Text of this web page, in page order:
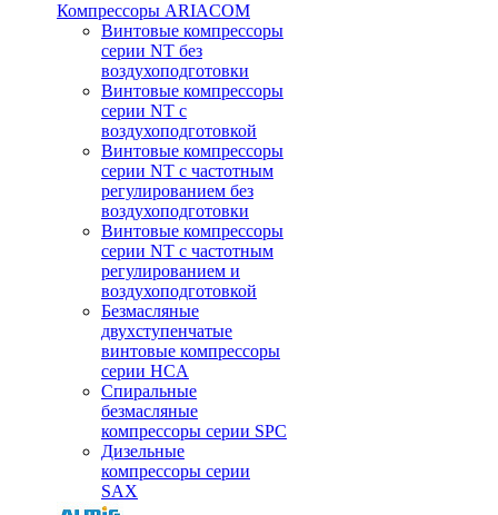
Компрессоры ARIACOM
Винтовые компрессоры
серии NT без
воздухоподготовки
Винтовые компрессоры
серии NT c
воздухоподготовкой
Винтовые компрессоры
серии NT с частотным
регулированием без
воздухоподготовки
Винтовые компрессоры
серии NT с частотным
регулированием и
воздухоподготовкой
Безмасляные
двухступенчатые
винтовые компрессоры
серии HCA
Спиральные
безмасляные
компрессоры серии SPC
Дизельные
компрессоры серии
SAX